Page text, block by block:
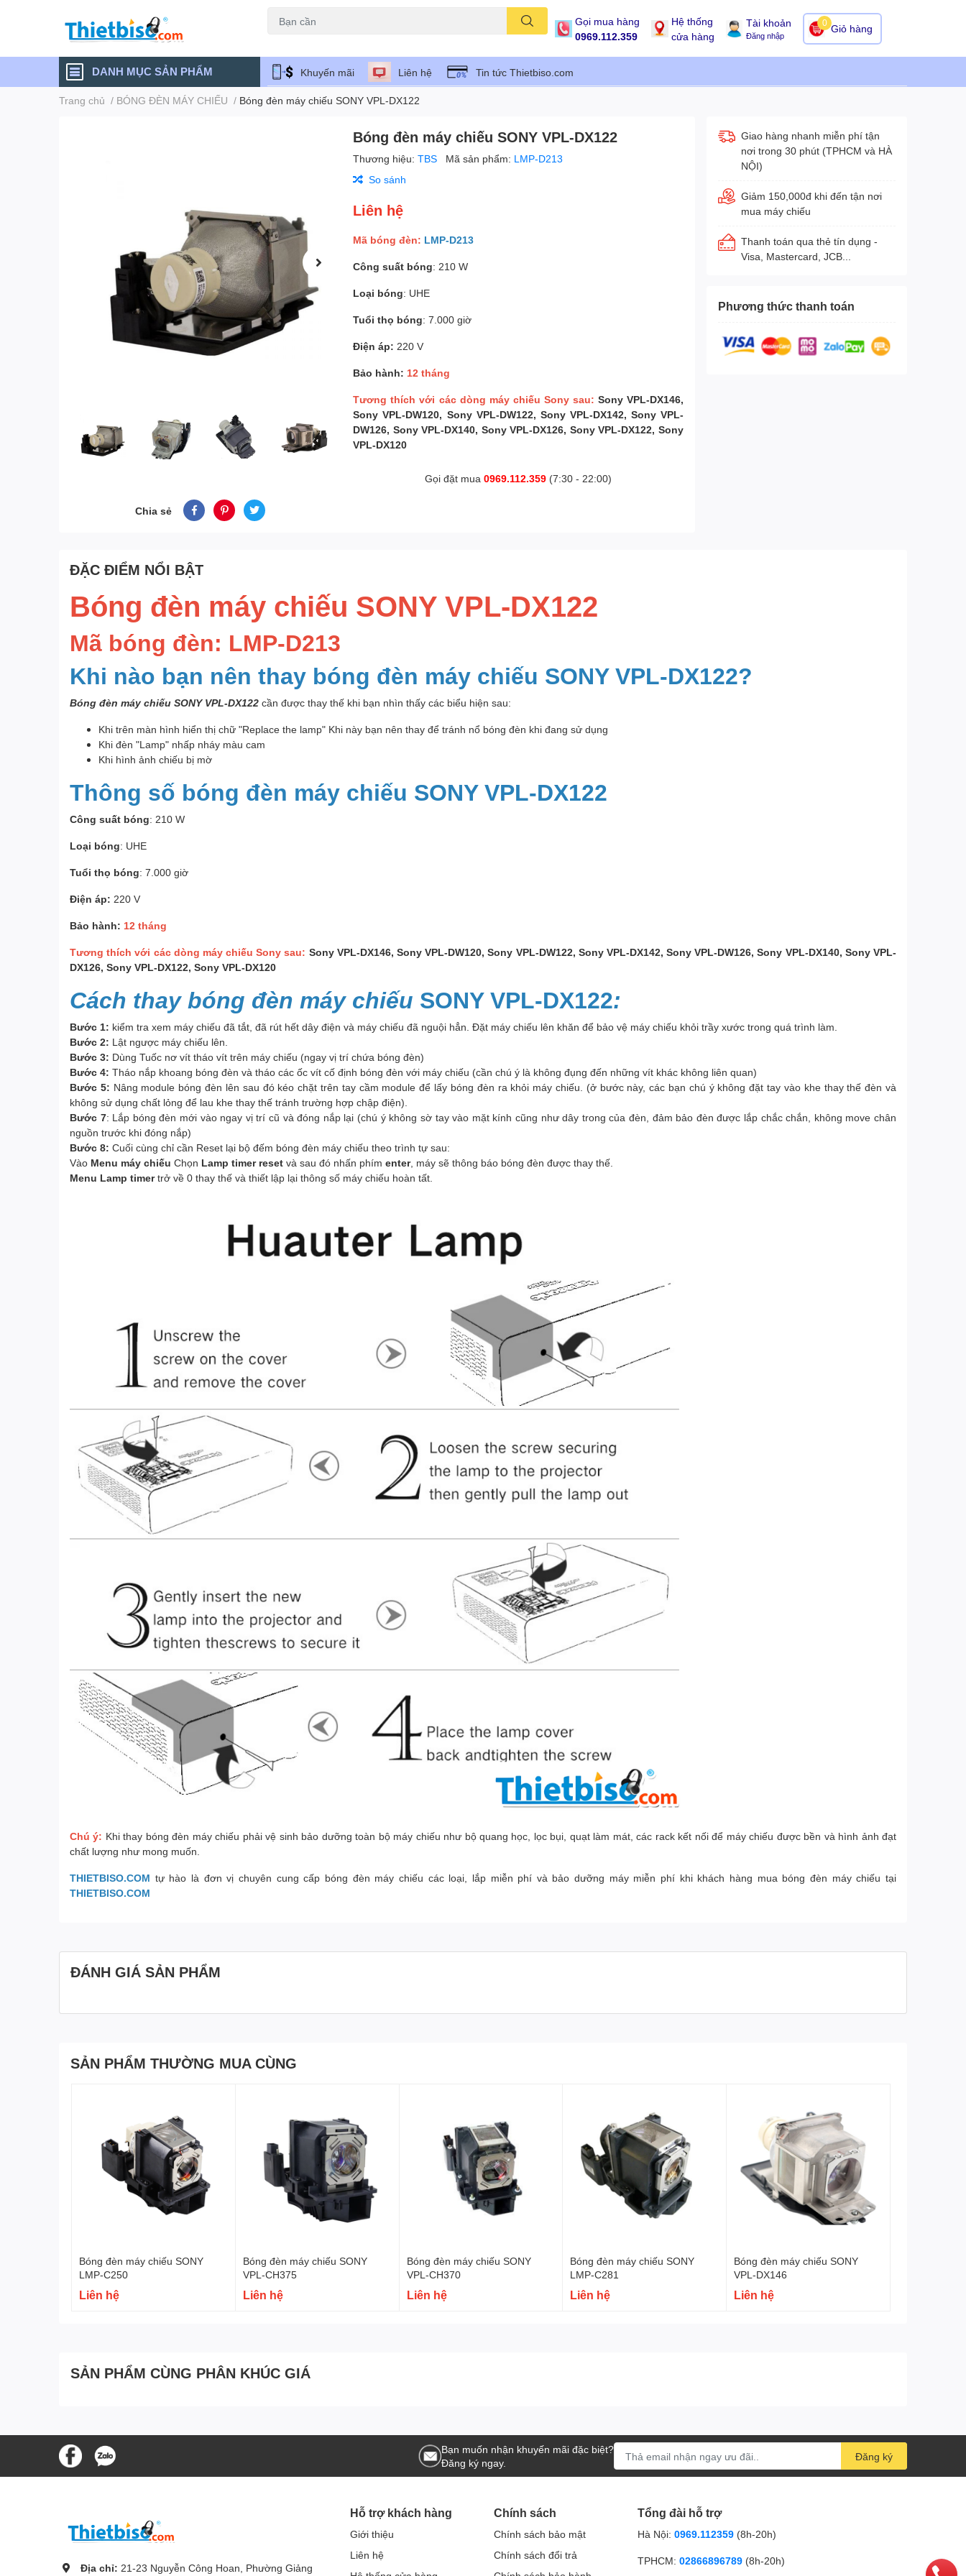
Gọi mua hàng
0969.112.359
Hệ thống
cửa hàng
Tài khoản
Đăng nhập
Giỏ hàng
0
DANH MỤC SẢN PHẨM Khuyến mãi Liên hệ Tin tức Thietbiso.com
Trang chủ / BÓNG ĐÈN MÁY CHIẾU / Bóng đèn máy chiếu SONY VPL-DX122
Chia sẻ
Bóng đèn máy chiếu SONY VPL-DX122
Thương hiệu:TBS Mã sản phẩm: LMP-D213
So sánh
Liên hệ
Mã bóng đèn: LMP-D213
Công suất bóng: 210 W
Loại bóng: UHE
Tuổi thọ bóng: 7.000 giờ
Điện áp: 220 V
Bảo hành: 12 tháng
Tương thích với các dòng máy chiếu Sony sau: Sony VPL-DX146,
Sony VPL-DW120, Sony VPL-DW122, Sony VPL-DX142, Sony VPL-
DW126, Sony VPL-DX140, Sony VPL-DX126, Sony VPL-DX122, Sony
VPL-DX120
Gọi đặt mua0969.112.359 (7:30 - 22:00)
Giao hàng nhanh miễn phí tận
nơi trong 30 phút (TPHCM và HÀ
NỘI)
Giảm 150,000đ khi đến tận nơi
mua máy chiếu
Thanh toán qua thẻ tín dụng -
Visa, Mastercard, JCB...
Phương thức thanh toán
ĐẶC ĐIỂM NỔI BẬT
Bóng đèn máy chiếu SONY VPL-DX122
Mã bóng đèn: LMP-D213
Khi nào bạn nên thay bóng đèn máy chiếu SONY VPL-DX122?
Bóng đèn máy chiếu SONY VPL-DX122 cần được thay thế khi bạn nhìn thấy các biểu hiện sau:
Khi trên màn hình hiển thị chữ "Replace the lamp" Khi này bạn nên thay để tránh nổ bóng đèn khi đang sử dụng
Khi đèn "Lamp" nhấp nháy màu cam
Khi hình ảnh chiếu bị mờ
Thông số bóng đèn máy chiếu SONY VPL-DX122
Công suất bóng: 210 W
Loại bóng: UHE
Tuổi thọ bóng: 7.000 giờ
Điện áp: 220 V
Bảo hành: 12 tháng
Tương thích với các dòng máy chiếu Sony sau: Sony VPL-DX146, Sony VPL-DW120, Sony VPL-DW122, Sony VPL-DX142, Sony VPL-DW126, Sony VPL-DX140, Sony VPL-
DX126, Sony VPL-DX122, Sony VPL-DX120
Cách thay bóng đèn máy chiếu SONY VPL-DX122:
Bước 1: kiểm tra xem máy chiếu đã tắt, đã rút hết dây điện và máy chiếu đã nguội hẳn. Đặt máy chiếu lên khăn để bảo vệ máy chiếu khỏi trầy xước trong quá trình làm.
Bước 2: Lật ngược máy chiếu lên.
Bước 3: Dùng Tuốc nơ vít tháo vít trên máy chiếu (ngay vị trí chứa bóng đèn)
Bước 4: Tháo nắp khoang bóng đèn và tháo các ốc vít cố định bóng đèn với máy chiếu (cần chú ý là không đụng đến những vít khác không liên quan)
Bước 5: Nâng module bóng đèn lên sau đó kéo chặt trên tay cầm module để lấy bóng đèn ra khỏi máy chiếu. (ở bước này, các bạn chú ý không đặt tay vào khe thay thế đèn và
không sử dụng chất lỏng để lau khe thay thế tránh trường hợp chập điện).
Bước 7: Lắp bóng đèn mới vào ngay vị trí cũ và đóng nắp lại (chú ý không sờ tay vào mặt kính cũng như dây trong của đèn, đảm bảo đèn được lắp chắc chắn, không move chân
nguồn trước khi đóng nắp)
Bước 8: Cuối cùng chỉ cần Reset lại bộ đếm bóng đèn máy chiếu theo trình tự sau:
Vào Menu máy chiếu Chọn Lamp timer reset và sau đó nhấn phím enter, máy sẽ thông báo bóng đèn được thay thế.
Menu Lamp timertrở về 0 thay thế và thiết lập lại thông số máy chiếu hoàn tất.
Chú ý: Khi thay bóng đèn máy chiếu phải vệ sinh bảo dưỡng toàn bộ máy chiếu như bộ quang học, lọc bụi, quạt làm mát, các rack kết nối để máy chiếu được bền và hình ảnh đạt
chất lượng như mong muốn.
THIETBISO.COM tự hào là đơn vị chuyên cung cấp bóng đèn máy chiếu các loại, lắp miễn phí và bảo dưỡng máy miễn phí khi khách hàng mua bóng đèn máy chiếu tại
THIETBISO.COM
ĐÁNH GIÁ SẢN PHẨM
SẢN PHẨM THƯỜNG MUA CÙNG
Bóng đèn máy chiếu SONY
LMP-C250
Liên hệ
Bóng đèn máy chiếu SONY
VPL-CH375
Liên hệ
Bóng đèn máy chiếu SONY
VPL-CH370
Liên hệ
Bóng đèn máy chiếu SONY
LMP-C281
Liên hệ
Bóng đèn máy chiếu SONY
VPL-DX146
Liên hệ
SẢN PHẨM CÙNG PHÂN KHÚC GIÁ
Bạn muốn nhận khuyến mãi đặc biệt?
Đăng ký ngay.
Đăng ký
Địa chỉ: 21-23 Nguyễn Công Hoan, Phường Giảng
Hỗ trợ khách hàng
Giới thiệu
Liên hệ
Chính sách
Chính sách bảo mật
Chính sách đổi trả
Tổng đài hỗ trợ
Hà Nội: 0969.112359 (8h-20h)
TPHCM: 02866896789 (8h-20h)